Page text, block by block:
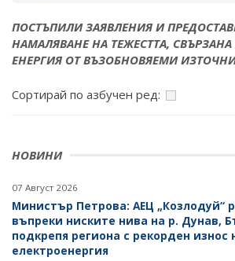
НОВИНИ
07 Август 2026
Министър Петрова: АЕЦ „Козлодуй“
въпреки ниските нива на р. Дунав,
подкрепя региона с рекорден износ
електроенергия
ЛИЦЕНЗИОННИ РЕЖИМИ
РАЗРЕШЕНИЯ ЗА ТЪРСЕНЕ И/ИЛИ
СПИСЪК НА ЗАКРИТИТЕ,
ДРУЖЕСТВА В ЛИКВИДАЦИЯ И
ПОСТЪПИЛИ ЗАЯВЛЕНИЯ И
ПОМОЩИ ЗА НАМАЛЯВАНЕ НА
ПОСТЪПИЛИ ЗАЯВЛЕНИЯ И
НАМАЛЯВАНЕ НА ТЕЖЕСТТА,
ЕНЕРГИЯ ОТ ВЪЗОБНОВЯЕМИ
Сортирай по азбучен ред: